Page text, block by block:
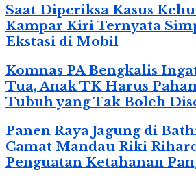
Saat Diperiksa Kasus
Kampar Kiri Ternyata
Ekstasi di Mobil
Komnas PA Bengkalis
Tua, Anak TK Harus
Tubuh yang Tak Boleh
Panen Raya Jagung di
Camat Mandau Riki
Penguatan Ketahanan